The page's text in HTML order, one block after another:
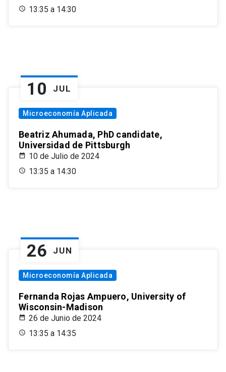
13:35 a 14:30
10 JUL
Microeconomía Aplicada
Beatriz Ahumada, PhD candidate,
Universidad de Pittsburgh
10 de Julio de 2024
13:35 a 14:30
26 JUN
Microeconomía Aplicada
Fernanda Rojas Ampuero, University of
Wisconsin-Madison
26 de Junio de 2024
13:35 a 14:35